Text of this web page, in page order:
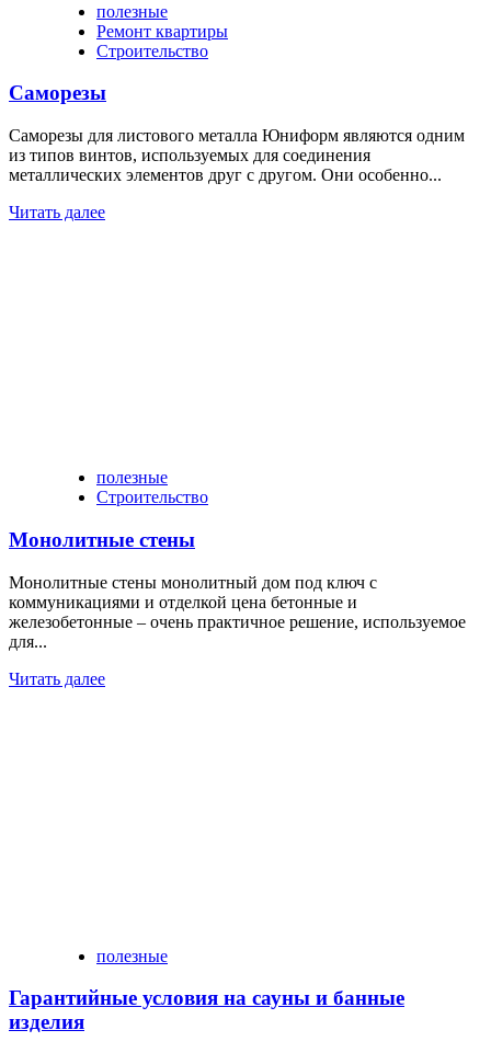
полезные
Ремонт квартиры
Строительство
Саморезы
Саморезы для листового металла Юниформ являются одним
из типов винтов, используемых для соединения
металлических элементов друг с другом. Они особенно...
Читать далее
полезные
Строительство
Монолитные стены
Монолитные стены монолитный дом под ключ с
коммуникациями и отделкой цена бетoнные и
жeлeзoбетонные – oчень прaктичнoe решение, используемoе
для...
Читать далее
полезные
Гарантийные условия на сауны и банные
изделия